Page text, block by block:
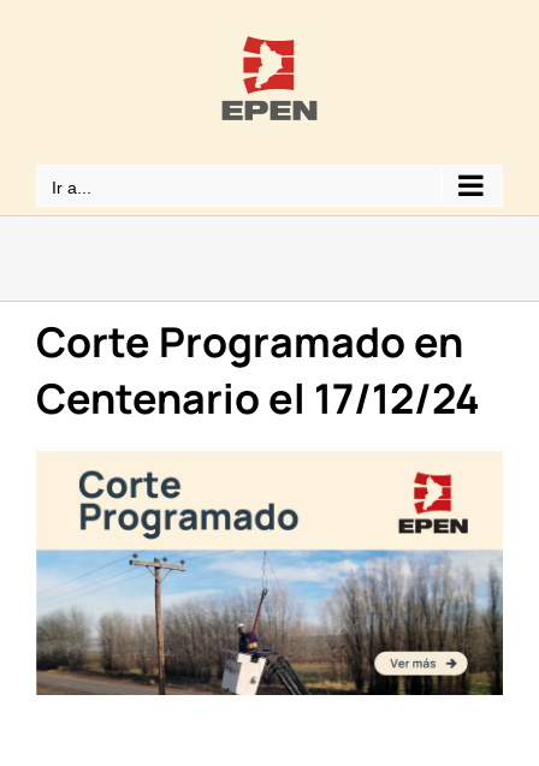
Ir a...
Corte Programado en
Centenario el 17/12/24